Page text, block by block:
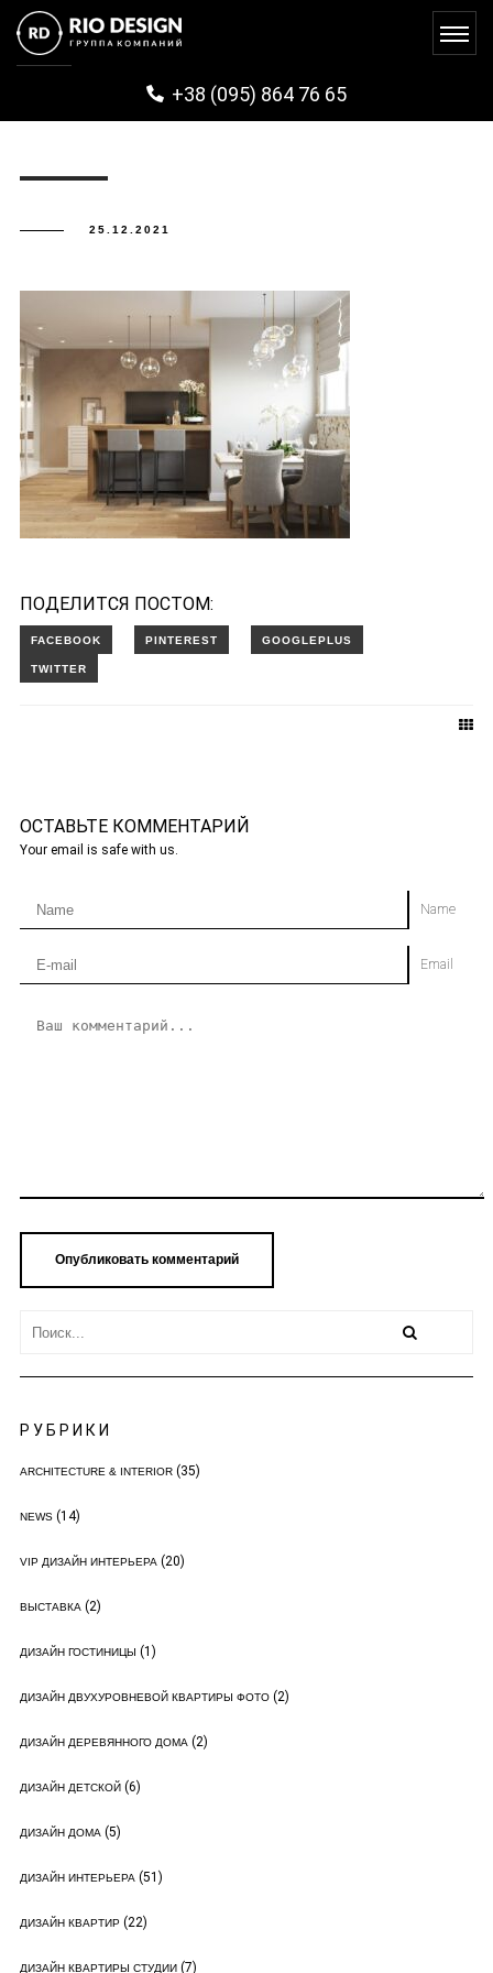
+38 (095) 864 76 65
PHOTO_2021-09-30_15-00-52
25.12.2021
ПОДЕЛИТСЯ ПОСТОМ:
ОСТАВЬТЕ КОММЕНТАРИЙ
Your email is safe with us.
Name
Email
РУБРИКИ
ARCHITECTURE & INTERIOR(35)
NEWS(14)
VIP ДИЗАЙН ИНТЕРЬЕРА(20)
ВЫСТАВКА(2)
ДИЗАЙН ГОСТИНИЦЫ (1)
ДИЗАЙН ДВУХУРОВНЕВОЙ КВАРТИРЫ ФОТО(2)
ДИЗАЙН ДЕРЕВЯННОГО ДОМА(2)
ДИЗАЙН ДЕТСКОЙ(6)
ДИЗАЙН ДОМА(5)
ДИЗАЙН ИНТЕРЬЕРА(51)
ДИЗАЙН КВАРТИР(22)
ДИЗАЙН КВАРТИРЫ СТУДИИ(7)